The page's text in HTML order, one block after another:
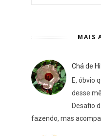
MAIS
Chá de
E, óbvio
desse
Desafio
fazendo, mas